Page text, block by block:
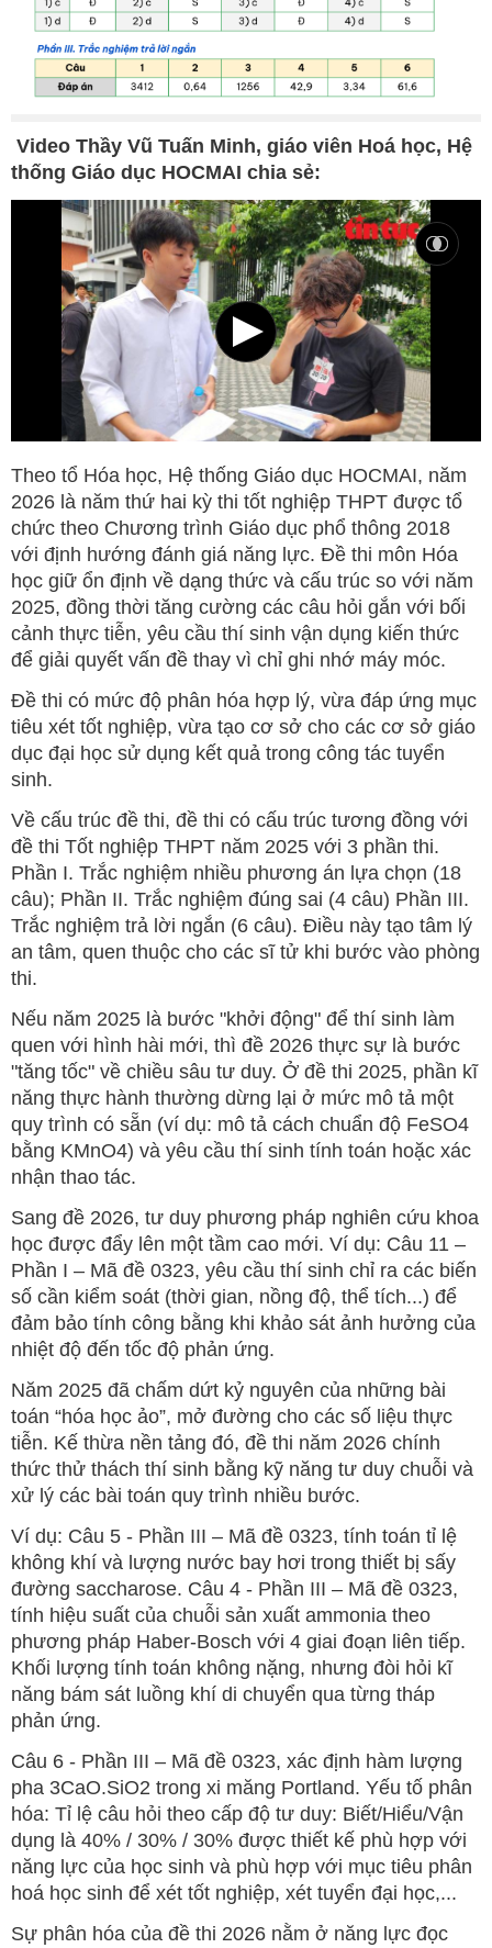
Video Thầy Vũ Tuấn Minh, giáo viên Hoá học, Hệ
thống Giáo dục HOCMAI chia sẻ:
Theo tổ Hóa học, Hệ thống Giáo dục HOCMAI, năm
2026 là năm thứ hai kỳ thi tốt nghiệp THPT được tổ
chức theo Chương trình Giáo dục phổ thông 2018
với định hướng đánh giá năng lực. Đề thi môn Hóa
học giữ ổn định về dạng thức và cấu trúc so với năm
2025, đồng thời tăng cường các câu hỏi gắn với bối
cảnh thực tiễn, yêu cầu thí sinh vận dụng kiến thức
để giải quyết vấn đề thay vì chỉ ghi nhớ máy móc.
Đề thi có mức độ phân hóa hợp lý, vừa đáp ứng mục
tiêu xét tốt nghiệp, vừa tạo cơ sở cho các cơ sở giáo
dục đại học sử dụng kết quả trong công tác tuyển
sinh.
Về cấu trúc đề thi, đề thi có cấu trúc tương đồng với
đề thi Tốt nghiệp THPT năm 2025 với 3 phần thi.
Phần I. Trắc nghiệm nhiều phương án lựa chọn (18
câu); Phần II. Trắc nghiệm đúng sai (4 câu) Phần III.
Trắc nghiệm trả lời ngắn (6 câu). Điều này tạo tâm lý
an tâm, quen thuộc cho các sĩ tử khi bước vào phòng
thi.
Nếu năm 2025 là bước "khởi động" để thí sinh làm
quen với hình hài mới, thì đề 2026 thực sự là bước
"tăng tốc" về chiều sâu tư duy. Ở đề thi 2025, phần kĩ
năng thực hành thường dừng lại ở mức mô tả một
quy trình có sẵn (ví dụ: mô tả cách chuẩn độ FeSO4
bằng KMnO4) và yêu cầu thí sinh tính toán hoặc xác
nhận thao tác.
Sang đề 2026, tư duy phương pháp nghiên cứu khoa
học được đẩy lên một tầm cao mới. Ví dụ: Câu 11 –
Phần I – Mã đề 0323, yêu cầu thí sinh chỉ ra các biến
số cần kiểm soát (thời gian, nồng độ, thể tích...) để
đảm bảo tính công bằng khi khảo sát ảnh hưởng của
nhiệt độ đến tốc độ phản ứng.
Năm 2025 đã chấm dứt kỷ nguyên của những bài
toán “hóa học ảo”, mở đường cho các số liệu thực
tiễn. Kế thừa nền tảng đó, đề thi năm 2026 chính
thức thử thách thí sinh bằng kỹ năng tư duy chuỗi và
xử lý các bài toán quy trình nhiều bước.
Ví dụ: Câu 5 - Phần III – Mã đề 0323, tính toán tỉ lệ
không khí và lượng nước bay hơi trong thiết bị sấy
đường saccharose. Câu 4 - Phần III – Mã đề 0323,
tính hiệu suất của chuỗi sản xuất ammonia theo
phương pháp Haber-Bosch với 4 giai đoạn liên tiếp.
Khối lượng tính toán không nặng, nhưng đòi hỏi kĩ
năng bám sát luồng khí di chuyển qua từng tháp
phản ứng.
Câu 6 - Phần III – Mã đề 0323, xác định hàm lượng
pha 3CaO.SiO2 trong xi măng Portland. Yếu tố phân
hóa: Tỉ lệ câu hỏi theo cấp độ tư duy: Biết/Hiểu/Vận
dụng là 40% / 30% / 30% được thiết kế phù hợp với
năng lực của học sinh và phù hợp với mục tiêu phân
hoá học sinh để xét tốt nghiệp, xét tuyển đại học,...
Sự phân hóa của đề thi 2026 nằm ở năng lực đọc